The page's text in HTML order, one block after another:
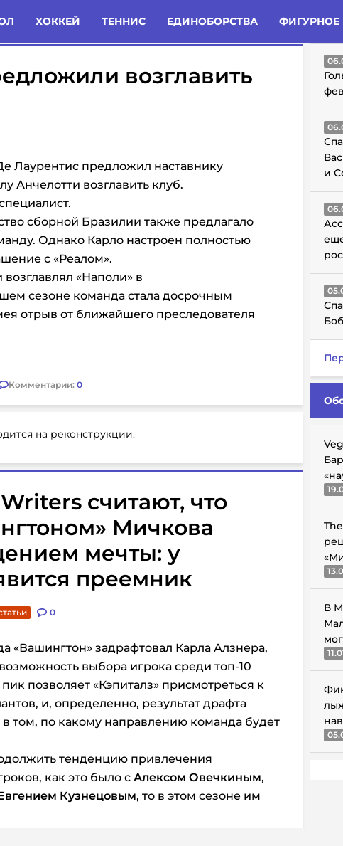
ХОККЕЙ ТЕННИС ЕДИНОБОРСТВА ФИГУРНОЕ
Статьи Комменты Новости
возглавить
Лаурентис предложил наставнику
Анчелотти возглавить клуб.
сборной Бразилии также предлагало
Однако Карло настроен полностью
с «Реалом».
возглавлял «Наполи» в
сезоне команда стала досрочным
отрыв от ближайшего преследователя
Комментарии: 0
на реконструкции.
считают, что
Мичкова
мечты: у
преемник
0
«Вашингтон» задрафтовал Карла Алзнера,
выбора игрока среди топ-10
позволяет «Кэпиталз» присмотреться к
и, определенно, результат драфта
том, по какому направлению команда будет
тенденцию привлечения
как это было с Алексом Овечкиным,
Кузнецовым, то в этом сезоне им
и
В